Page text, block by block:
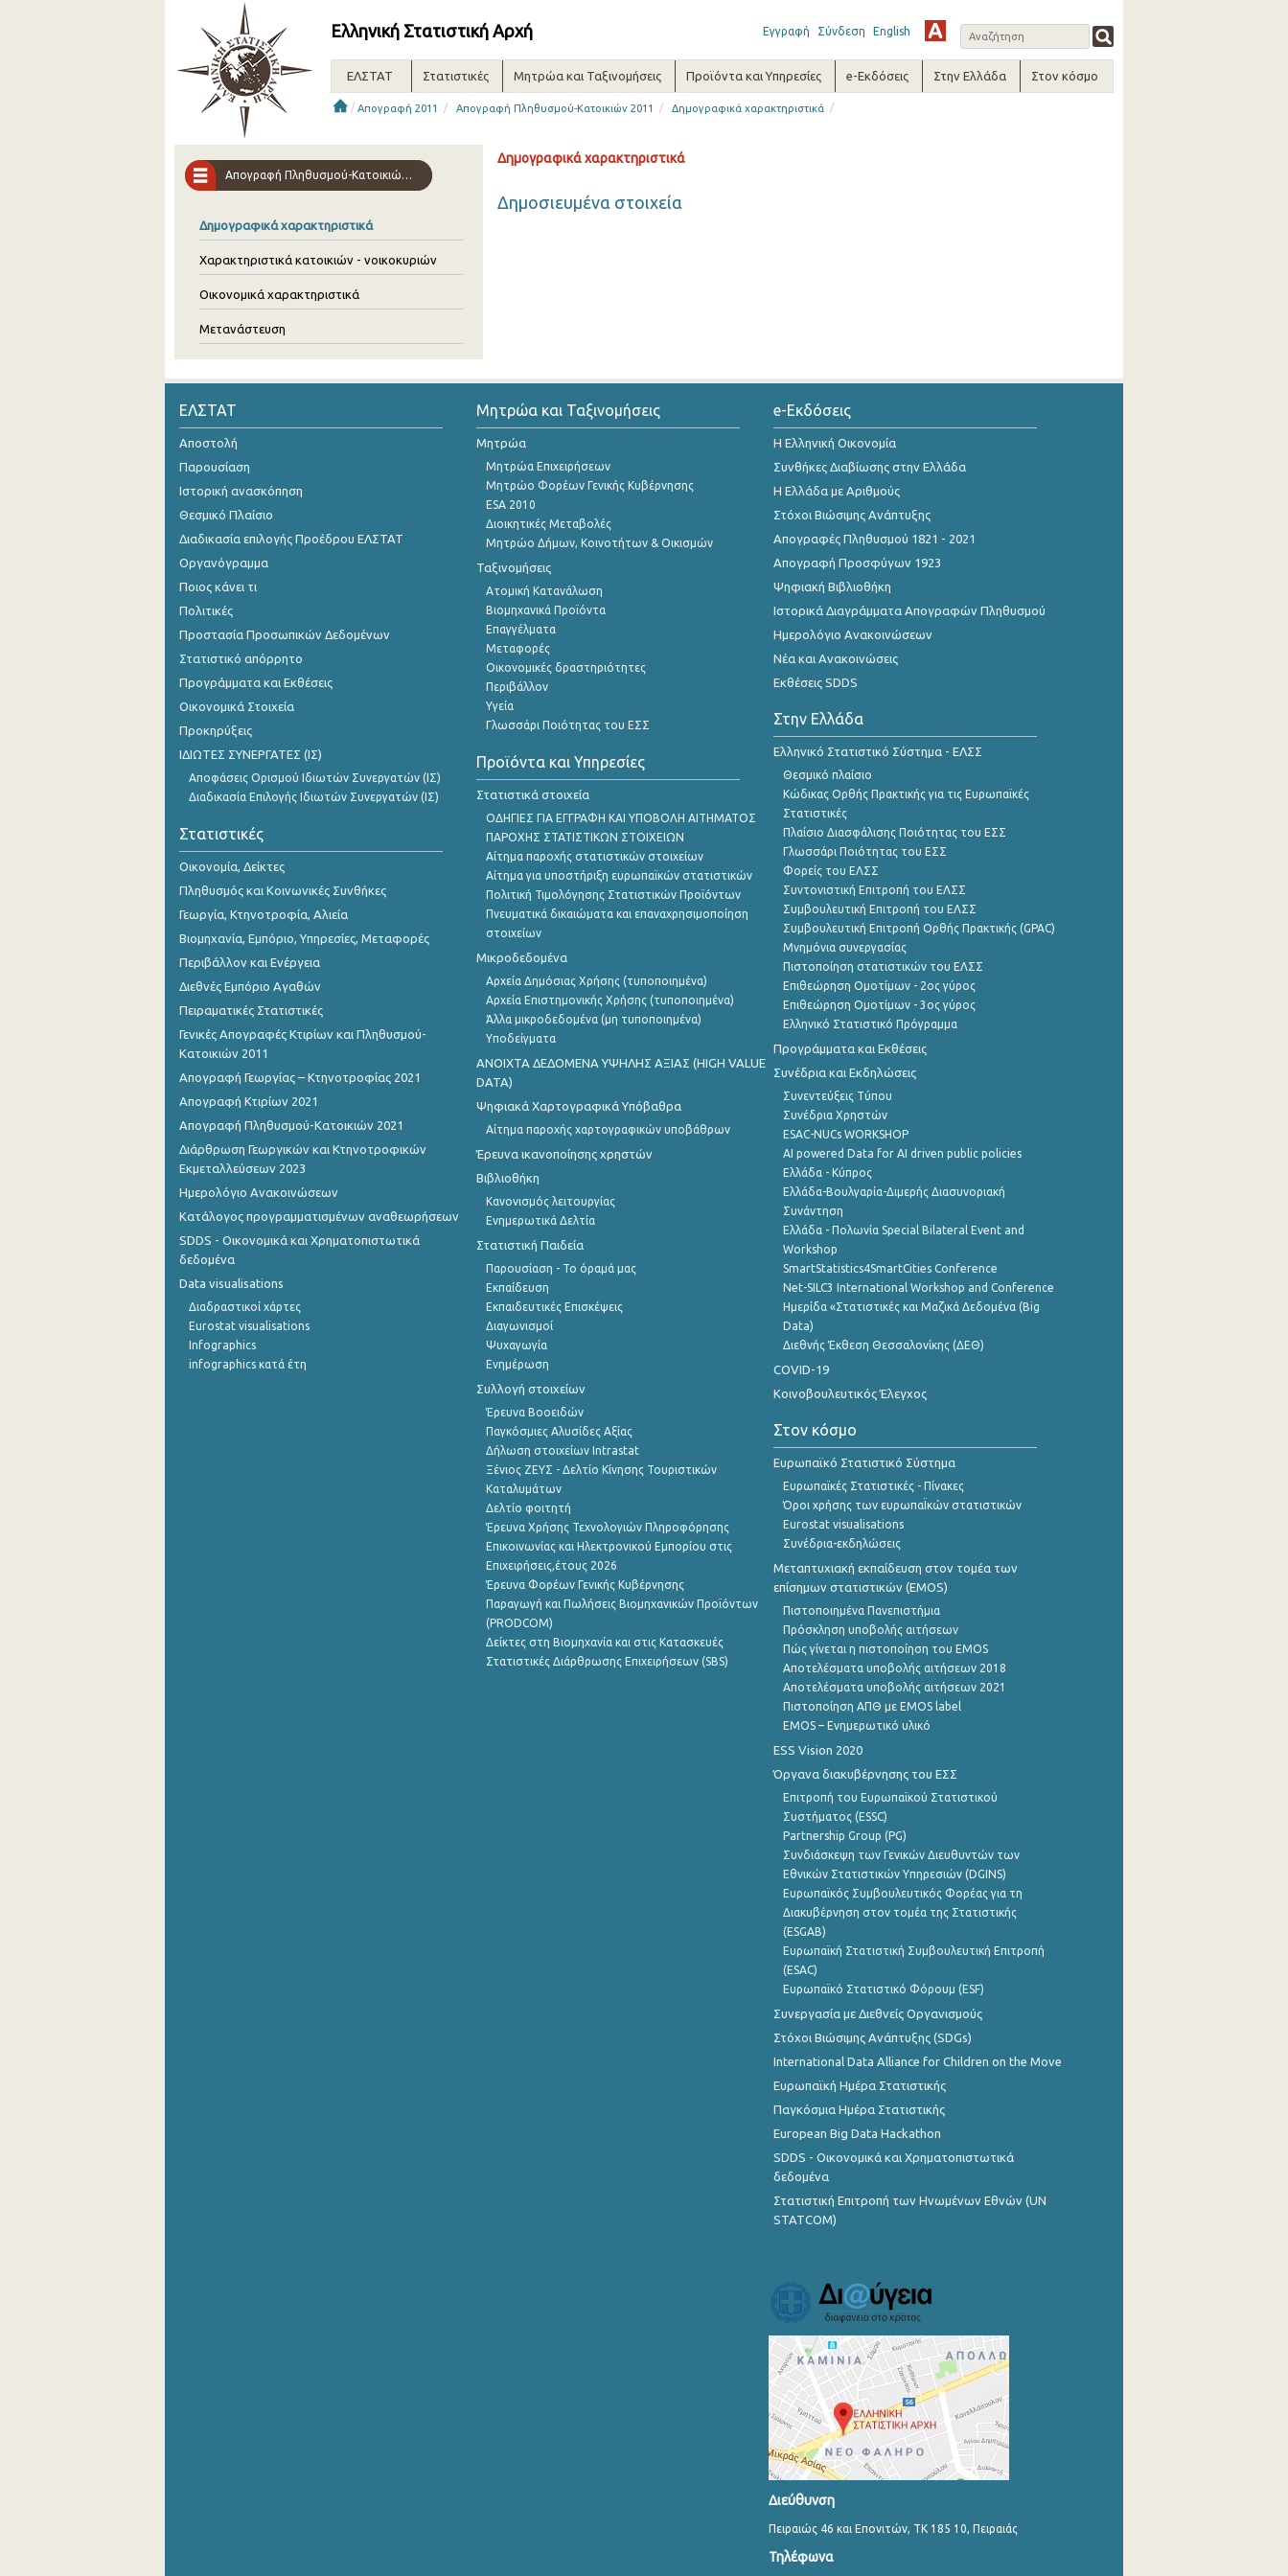
Ελληνική Στατιστική Αρχή Εγγραφή Σύνδεση English
ΕΛΣΤΑΤ Στατιστικές Μητρώα και Ταξινομήσεις Προϊόντα και Υπηρεσίες e-Εκδόσεις Στην Ελλάδα Στον κόσμο
/ Απογραφή 2011 / Απογραφή Πληθυσμού-Kατοικιών 2011 / Δημογραφικά χαρακτηριστικά /
Απογραφή Πληθυσμού-Kατοικιών 2011
Δημογραφικά χαρακτηριστικά
Χαρακτηριστικά κατοικιών - νοικοκυριών
Οικονομικά χαρακτηριστικά
Μετανάστευση
Δημογραφικά χαρακτηριστικά
Δημοσιευμένα στοιχεία
ΕΛΣΤΑΤ
Αποστολή
Παρουσίαση
Ιστορική ανασκόπηση
Θεσμικό Πλαίσιο
Διαδικασία επιλογής Προέδρου ΕΛΣΤΑΤ
Οργανόγραμμα
Ποιος κάνει τι
Πολιτικές
Προστασία Προσωπικών Δεδομένων
Στατιστικό απόρρητο
Προγράμματα και Εκθέσεις
Οικονομικά Στοιχεία
Προκηρύξεις
ΙΔΙΩΤΕΣ ΣΥΝΕΡΓΑΤΕΣ (ΙΣ)
Αποφάσεις Ορισμού Ιδιωτών Συνεργατών (ΙΣ)
Διαδικασία Επιλογής Ιδιωτών Συνεργατών (ΙΣ)
Στατιστικές
Οικονομία, Δείκτες
Πληθυσμός και Κοινωνικές Συνθήκες
Γεωργία, Κτηνοτροφία, Αλιεία
Βιομηχανία, Εμπόριο, Υπηρεσίες, Μεταφορές
Περιβάλλον και Ενέργεια
Διεθνές Εμπόριο Αγαθών
Πειραματικές Στατιστικές
Γενικές Απογραφές Κτιρίων και Πληθυσμού-
Κατοικιών 2011
Απογραφή Γεωργίας – Κτηνοτροφίας 2021
Απογραφή Κτιρίων 2021
Απογραφή Πληθυσμού-Κατοικιών 2021
Διάρθρωση Γεωργικών και Κτηνοτροφικών
Εκμεταλλεύσεων 2023
Ημερολόγιο Ανακοινώσεων
Κατάλογος προγραμματισμένων αναθεωρήσεων
SDDS - Οικονομικά και Χρηματοπιστωτικά
δεδομένα
Data visualisations
Διαδραστικοί χάρτες
Eurostat visualisations
Infographics
infographics κατά έτη
Μητρώα και Ταξινομήσεις
Μητρώα
Μητρώα Επιχειρήσεων
Μητρώο Φορέων Γενικής Κυβέρνησης
ESA 2010
Διοικητικές Μεταβολές
Μητρώο Δήμων, Κοινοτήτων & Οικισμών
Ταξινομήσεις
Ατομική Κατανάλωση
Βιομηχανικά Προϊόντα
Επαγγέλματα
Μεταφορές
Οικονομικές δραστηριότητες
Περιβάλλον
Υγεία
Γλωσσάρι Ποιότητας του ΕΣΣ
Προϊόντα και Υπηρεσίες
Στατιστικά στοιχεία
ΟΔΗΓΙΕΣ ΓΙΑ ΕΓΓΡΑΦΗ ΚΑΙ ΥΠΟΒΟΛΗ ΑΙΤΗΜΑΤΟΣ
ΠΑΡΟΧΗΣ ΣΤΑΤΙΣΤΙΚΩΝ ΣΤΟΙΧΕΙΩΝ
Αίτημα παροχής στατιστικών στοιχείων
Αίτημα για υποστήριξη ευρωπαϊκών στατιστικών
Πολιτική Τιμολόγησης Στατιστικών Προϊόντων
Πνευματικά δικαιώματα και επαναχρησιμοποίηση
στοιχείων
Μικροδεδομένα
Αρχεία Δημόσιας Χρήσης (τυποποιημένα)
Αρχεία Επιστημονικής Χρήσης (τυποποιημένα)
Άλλα μικροδεδομένα (μη τυποποιημένα)
Υποδείγματα
ANOIXTA ΔΕΔΟΜΕΝΑ ΥΨΗΛΗΣ ΑΞΙΑΣ (HIGH VALUE
DATA)
Ψηφιακά Χαρτογραφικά Υπόβαθρα
Αίτημα παροχής χαρτογραφικών υποβάθρων
Έρευνα ικανοποίησης χρηστών
Βιβλιοθήκη
Κανονισμός λειτουργίας
Ενημερωτικά Δελτία
Στατιστική Παιδεία
Παρουσίαση - Το όραμά μας
Εκπαίδευση
Εκπαιδευτικές Επισκέψεις
Διαγωνισμοί
Ψυχαγωγία
Ενημέρωση
Συλλογή στοιχείων
Έρευνα Βοοειδών
Παγκόσμιες Αλυσίδες Αξίας
Δήλωση στοιχείων Intrastat
Ξένιος ΖΕΥΣ - Δελτίο Κίνησης Τουριστικών
Καταλυμάτων
Δελτίο φοιτητή
Έρευνα Χρήσης Τεχνολογιών Πληροφόρησης
Επικοινωνίας και Ηλεκτρονικού Εμπορίου στις
Επιχειρήσεις,έτους 2026
Έρευνα Φορέων Γενικής Κυβέρνησης
Παραγωγή και Πωλήσεις Βιομηχανικών Προϊόντων
(PRODCOM)
Δείκτες στη Βιομηχανία και στις Κατασκευές
Στατιστικές Διάρθρωσης Επιχειρήσεων (SBS)
e-Εκδόσεις
Η Ελληνική Οικονομία
Συνθήκες Διαβίωσης στην Ελλάδα
Η Ελλάδα με Αριθμούς
Στόχοι Βιώσιμης Ανάπτυξης
Απογραφές Πληθυσμού 1821 - 2021
Απογραφή Προσφύγων 1923
Ψηφιακή Βιβλιοθήκη
Ιστορικά Διαγράμματα Απογραφών Πληθυσμού
Ημερολόγιο Ανακοινώσεων
Νέα και Ανακοινώσεις
Εκθέσεις SDDS
Στην Ελλάδα
Ελληνικό Στατιστικό Σύστημα - ΕΛΣΣ
Θεσμικό πλαίσιο
Κώδικας Ορθής Πρακτικής για τις Ευρωπαϊκές
Στατιστικές
Πλαίσιο Διασφάλισης Ποιότητας του ΕΣΣ
Γλωσσάρι Ποιότητας του ΕΣΣ
Φορείς του ΕΛΣΣ
Συντονιστική Επιτροπή του ΕΛΣΣ
Συμβουλευτική Επιτροπή του ΕΛΣΣ
Συμβουλευτική Επιτροπή Ορθής Πρακτικής (GPAC)
Μνημόνια συνεργασίας
Πιστοποίηση στατιστικών του ΕΛΣΣ
Επιθεώρηση Ομοτίμων - 2ος γύρος
Επιθεώρηση Ομοτίμων - 3ος γύρος
Ελληνικό Στατιστικό Πρόγραμμα
Προγράμματα και Εκθέσεις
Συνέδρια και Εκδηλώσεις
Συνεντεύξεις Τύπου
Συνέδρια Χρηστών
ESAC-NUCs WORKSHOP
AI powered Data for AI driven public policies
Ελλάδα - Κύπρος
Ελλάδα-Βουλγαρία-Διμερής Διασυνοριακή
Συνάντηση
Ελλάδα - Πολωνία Special Bilateral Event and
Workshop
SmartStatistics4SmartCities Conference
Net-SILC3 International Workshop and Conference
Ημερίδα «Στατιστικές και Μαζικά Δεδομένα (Big
Data)
Διεθνής Έκθεση Θεσσαλονίκης (ΔΕΘ)
COVID-19
Κοινοβουλευτικός Έλεγχος
Στον κόσμο
Ευρωπαϊκό Στατιστικό Σύστημα
Ευρωπαϊκές Στατιστικές - Πίνακες
Όροι χρήσης των ευρωπαΪκών στατιστικών
Eurostat visualisations
Συνέδρια-εκδηλώσεις
Μεταπτυχιακή εκπαίδευση στον τομέα των
επίσημων στατιστικών (EMOS)
Πιστοποιημένα Πανεπιστήμια
Πρόσκληση υποβολής αιτήσεων
Πώς γίνεται η πιστοποίηση του EMOS
Αποτελέσματα υποβολής αιτήσεων 2018
Αποτελέσματα υποβολής αιτήσεων 2021
Πιστοποίηση ΑΠΘ με EMOS label
EMOS – Ενημερωτικό υλικό
ESS Vision 2020
Όργανα διακυβέρνησης του ΕΣΣ
Επιτροπή του Ευρωπαϊκού Στατιστικού
Συστήματος (ESSC)
Partnership Group (PG)
Συνδιάσκεψη των Γενικών Διευθυντών των
Εθνικών Στατιστικών Υπηρεσιών (DGINS)
Ευρωπαϊκός Συμβουλευτικός Φορέας για τη
Διακυβέρνηση στον τομέα της Στατιστικής
(ESGAB)
Ευρωπαϊκή Στατιστική Συμβουλευτική Επιτροπή
(ESAC)
Ευρωπαϊκό Στατιστικό Φόρουμ (ESF)
Συνεργασία με Διεθνείς Οργανισμούς
Στόχοι Βιώσιμης Ανάπτυξης (SDGs)
International Data Alliance for Children on the Move
Ευρωπαϊκή Ημέρα Στατιστικής
Παγκόσμια Ημέρα Στατιστικής
European Big Data Hackathon
SDDS - Οικονομικά και Χρηματοπιστωτικά
δεδομένα
Στατιστική Επιτροπή των Ηνωμένων Εθνών (UN
STATCOM)
Διεύθυνση
Πειραιώς 46 και Επονιτών, ΤΚ 185 10, Πειραιάς
Τηλέφωνα